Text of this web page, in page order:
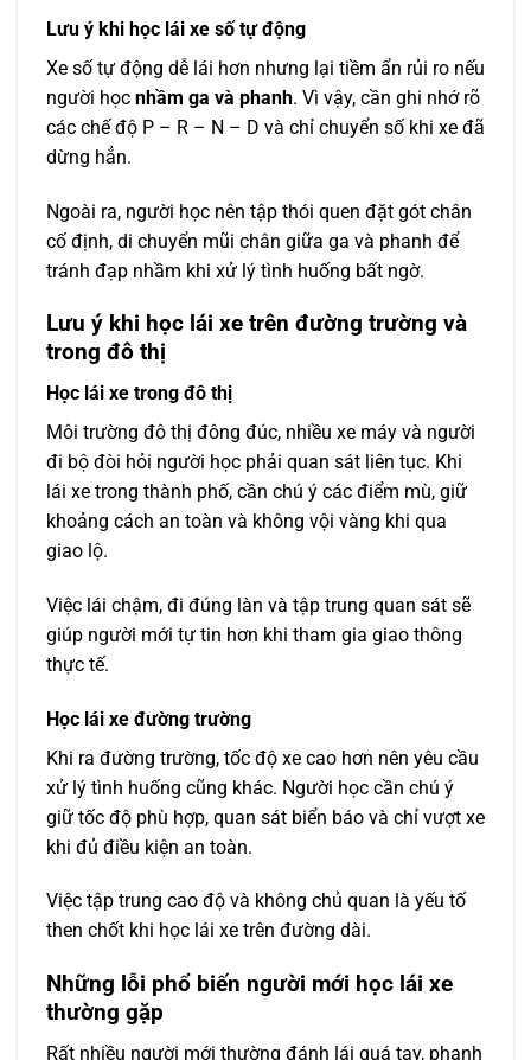
Lưu ý khi học lái xe số tự động
Xe số tự động dễ lái hơn nhưng lại tiềm ẩn rủi ro nếu
người học nhầm ga và phanh. Vì vậy, cần ghi nhớ rõ
các chế độ P – R – N – D và chỉ chuyển số khi xe đã
dừng hẳn.
Ngoài ra, người học nên tập thói quen đặt gót chân
cố định, di chuyển mũi chân giữa ga và phanh để
tránh đạp nhầm khi xử lý tình huống bất ngờ.
Lưu ý khi học lái xe trên đường trường và
trong đô thị
Học lái xe trong đô thị
Môi trường đô thị đông đúc, nhiều xe máy và người
đi bộ đòi hỏi người học phải quan sát liên tục. Khi
lái xe trong thành phố, cần chú ý các điểm mù, giữ
khoảng cách an toàn và không vội vàng khi qua
giao lộ.
Việc lái chậm, đi đúng làn và tập trung quan sát sẽ
giúp người mới tự tin hơn khi tham gia giao thông
thực tế.
Học lái xe đường trường
Khi ra đường trường, tốc độ xe cao hơn nên yêu cầu
xử lý tình huống cũng khác. Người học cần chú ý
giữ tốc độ phù hợp, quan sát biển báo và chỉ vượt xe
khi đủ điều kiện an toàn.
Việc tập trung cao độ và không chủ quan là yếu tố
then chốt khi học lái xe trên đường dài.
Những lỗi phổ biến người mới học lái xe
thường gặp
Rất nhiều người mới thường đánh lái quá tay, phanh